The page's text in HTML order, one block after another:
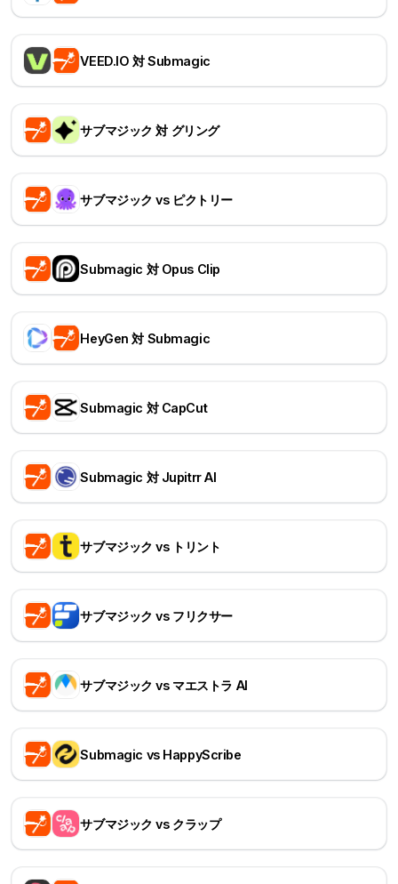
VEED.IO 対 Submagic
サブマジック 対 グリング
サブマジック vs ピクトリー
Submagic 対 Opus Clip
HeyGen 対 Submagic
Submagic 対 CapCut
Submagic 対 Jupitrr AI
サブマジック vs トリント
サブマジック vs フリクサー
サブマジック vs マエストラ AI
Submagic vs HappyScribe
サブマジック vs クラップ